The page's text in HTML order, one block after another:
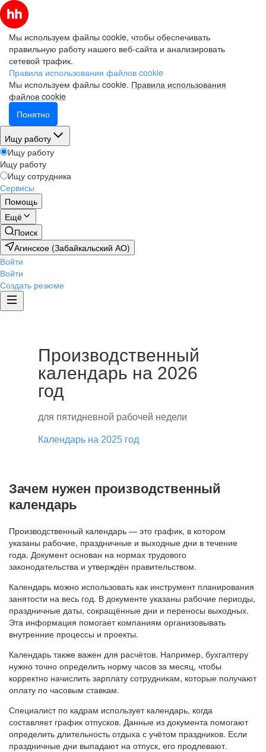
Мы используем файлы cookie, чтобы обеспечивать
правильную работу нашего веб-сайта и анализировать
сетевой трафик.
Правила использования файлов cookie
Мы используем файлы cookie. Правила использования
файлов cookie
Понятно
Ищу работу
Ищу работу
Ищу работу
Ищу сотрудника
Сервисы
Помощь
Ещё
Поиск
Агинское (Забайкальский АО)
Войти
Войти
Создать резюме
Производственный
календарь на 2026
год
для пятидневной рабочей недели
Календарь на 2025 год
Зачем нужен производственный
календарь
Производственный календарь — это график, в котором
указаны рабочие, праздничные и выходные дни в течение
года. Документ основан на нормах трудового
законодательства и утверждён правительством.
Календарь можно использовать как инструмент планирования
занятости на весь год. В документе указаны рабочие периоды,
праздничные даты, сокращённые дни и переносы выходных.
Эта информация помогает компаниям организовывать
внутренние процессы и проекты.
Календарь также важен для расчётов. Например, бухгалтеру
нужно точно определить норму часов за месяц, чтобы
корректно начислить зарплату сотрудникам, которые получают
оплату по часовым ставкам.
Специалист по кадрам использует календарь, когда
составляет график отпусков. Данные из документа помогают
определить длительность отдыха с учётом праздников. Если
праздничные дни выпадают на отпуск, его продлевают.